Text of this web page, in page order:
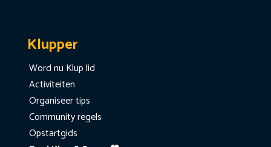
Klupper
Word nu Klup lid
Activiteiten
Organiseer tips
Community regels
Opstartgids